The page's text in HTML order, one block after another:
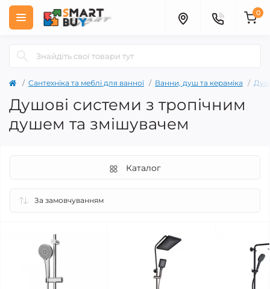
0
Сантехніка та меблі для ванної Ванни, душ та кераміка
Душові системи з тропічним
душем та змішувачем
Каталог